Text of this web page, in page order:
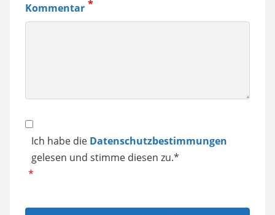
Samsung
Kommentar
Datenschutz
Ich habe die Datenschutzbestimmungen
gelesen und stimme diesen zu.*